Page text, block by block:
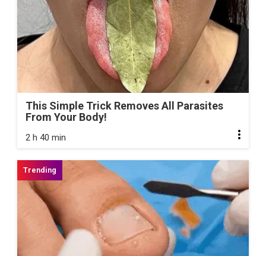
This Simple Trick Removes All Parasites
From Your Body!
2 h 40 min